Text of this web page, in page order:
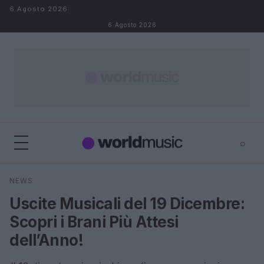
Salta al contenuto
6 Agosto 2026
6 Agosto 2026
⌕
Cerca
NEWS
Uscite Musicali del 19 Dicembre:
Scopri i Brani Più Attesi
dell’Anno!